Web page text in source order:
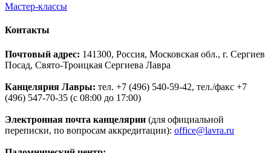
Мастер-классы
Контакты
Почтовый адрес: 141300, Россия, Московская обл., г. Сергиев
Посад, Свято-Троицкая Сергиева Лавра
Канцелярия Лавры: тел. +7 (496) 540-59-42, тел./факс +7
(496) 547-70-35 (с 08:00 до 17:00)
Электронная почта канцелярии (для официальной
переписки, по вопросам аккредитации): office@lavra.ru